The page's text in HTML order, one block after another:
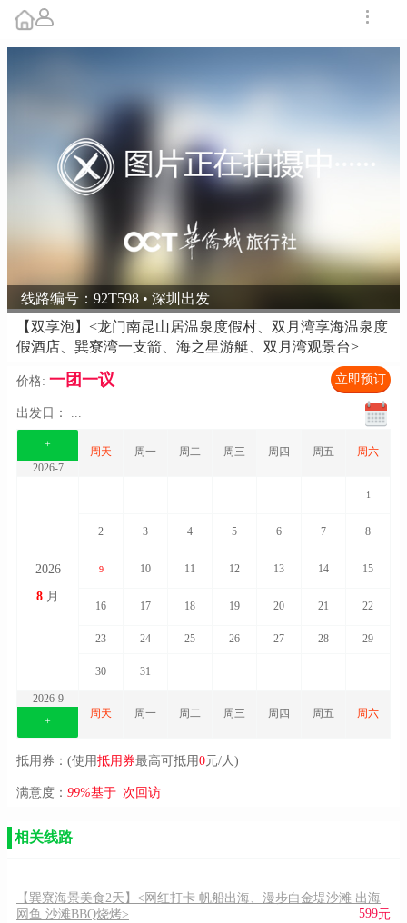
线路编号：92T598 • 深圳出发
【双享泡】<龙门南昆山居温泉度假村、双月湾享海温泉度
假酒店、巽寮湾一支箭、海之星游艇、双月湾观景台>
价格: 一团一议 立即预订
出发日： ...
+
2026-7
周天 周一 周二 周三 周四 周五 周六
2026
8 月
1
2 3 4 5 6 7 8
9 10 11 12 13 14 15
16 17 18 19 20 21 22
23 24 25 26 27 28 29
30 31
2026-9
+
周天 周一 周二 周三 周四 周五 周六
抵用券：(使用抵用券最高可抵用0元/人)
满意度： 99%基于 次回访
相关线路
【巽寮海景美食2天】<网红打卡 帆船出海、漫步白金堤沙滩 出海
网鱼 沙滩BBQ烧烤>
599元